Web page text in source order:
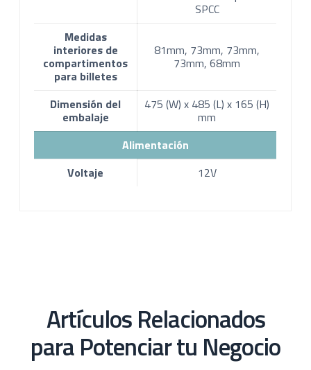
SPCC
Medidas
interiores de
compartimentos
para billetes
81mm, 73mm, 73mm,
73mm, 68mm
Dimensión del
embalaje
475 (W) x 485 (L) x 165 (H)
mm
Alimentación
Voltaje
12V
Artículos Relacionados
para Potenciar tu Negocio